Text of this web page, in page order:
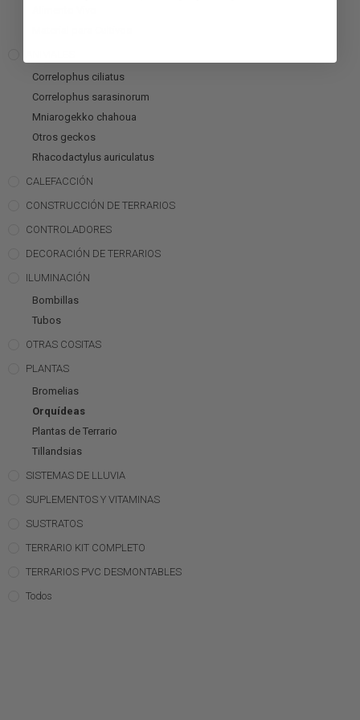
Correlophus ciliatus
Correlophus sarasinorum
Mniarogekko chahoua
Otros geckos
Rhacodactylus auriculatus
CALEFACCIÓN
CONSTRUCCIÓN DE TERRARIOS
CONTROLADORES
DECORACIÓN DE TERRARIOS
ILUMINACIÓN
Bombillas
Tubos
OTRAS COSITAS
PLANTAS
Bromelias
Orquídeas
Plantas de Terrario
Tillandsias
SISTEMAS DE LLUVIA
SUPLEMENTOS Y VITAMINAS
SUSTRATOS
TERRARIO KIT COMPLETO
TERRARIOS PVC DESMONTABLES
Todos